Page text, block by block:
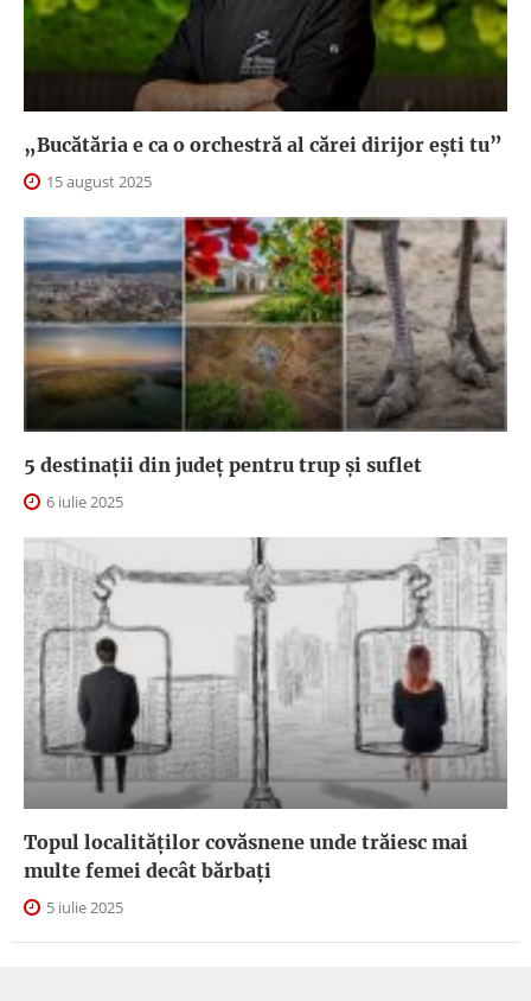
„Bucătăria e ca o orchestră al cărei dirijor ești tu”
15 august 2025
5 destinații din județ pentru trup și suflet
6 iulie 2025
Topul localităților covăsnene unde trăiesc mai
multe femei decât bărbați
5 iulie 2025